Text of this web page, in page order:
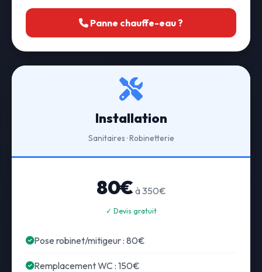
Panne chauffe-eau ?
Installation
Sanitaires · Robinetterie
80€ à 350€
✓ Devis gratuit
Pose robinet/mitigeur : 80€
Remplacement WC : 150€